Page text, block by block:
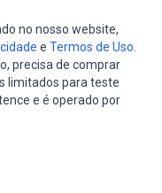
no nosso website,
e Termos de Uso
precisa de comprar
limitados para teste
e é operado por